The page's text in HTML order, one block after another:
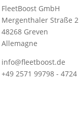
FleetBoost GmbH
Mergenthaler Straße 2
48268 Greven
Allemagne
info@fleetboost.de
+49 2571 99798 - 4724